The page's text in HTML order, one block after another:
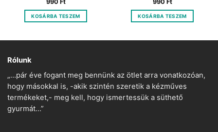
990 Ft
KOSÁRBA TESZEM
990 Ft
KOSÁRBA TESZEM
Rólunk
„…pár éve fogant meg bennünk az ötlet arra vonatkozóan,
hogy másokkal is, -akik szintén szeretik a kézműves
termékeket,- meg kell, hogy ismertessük a süthető
gyurmát…”